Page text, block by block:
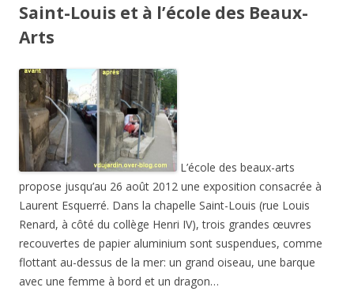
Saint-Louis et à l’école des Beaux-
Arts
L’école des beaux-arts
propose jusqu’au 26 août 2012 une exposition consacrée à
Laurent Esquerré. Dans la chapelle Saint-Louis (rue Louis
Renard, à côté du collège Henri IV), trois grandes œuvres
recouvertes de papier aluminium sont suspendues, comme
flottant au-dessus de la mer: un grand oiseau, une barque
avec une femme à bord et un dragon…